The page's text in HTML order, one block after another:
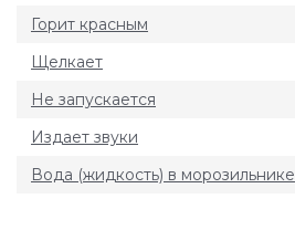
Горит красным
Щелкает
Не запускается
Издает звуки
Вода (жидкость) в морозильнике